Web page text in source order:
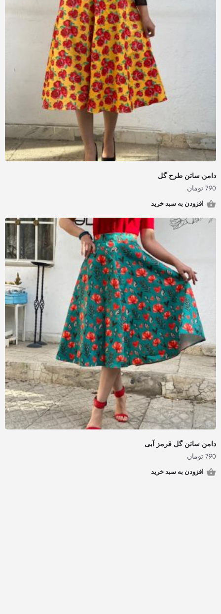
دامن ساتن طرح گل
790 تومان
افزودن به سبد خرید
دامن ساتن گل قرمز آبی
790 تومان
افزودن به سبد خرید